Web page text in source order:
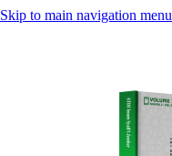
Skip to main navigation menu